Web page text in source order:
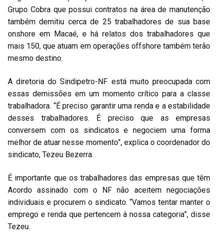
Grupo Cobra que possui contratos na área de manutenção
também demitiu cerca de 25 trabalhadores de sua base
onshore em Macaé, e há relatos dos trabalhadores que
mais 150, que atuam em operações offshore também terão
mesmo destino.
A diretoria do Sindipetro-NF está muito preocupada com
essas demissões em um momento crítico para a classe
trabalhadora. “É preciso garantir uma renda e a estabilidade
desses trabalhadores. É preciso que as empresas
conversem com os sindicatos e negociem uma forma
melhor de atuar nesse momento”, explica o coordenador do
sindicato, Tezeu Bezerra.
É importante que os trabalhadores das empresas que têm
Acordo assinado com o NF não aceitem negociações
individuais e procurem o sindicato. “Vamos tentar manter o
emprego e renda que pertencem à nossa categoria”, disse
Tezeu.